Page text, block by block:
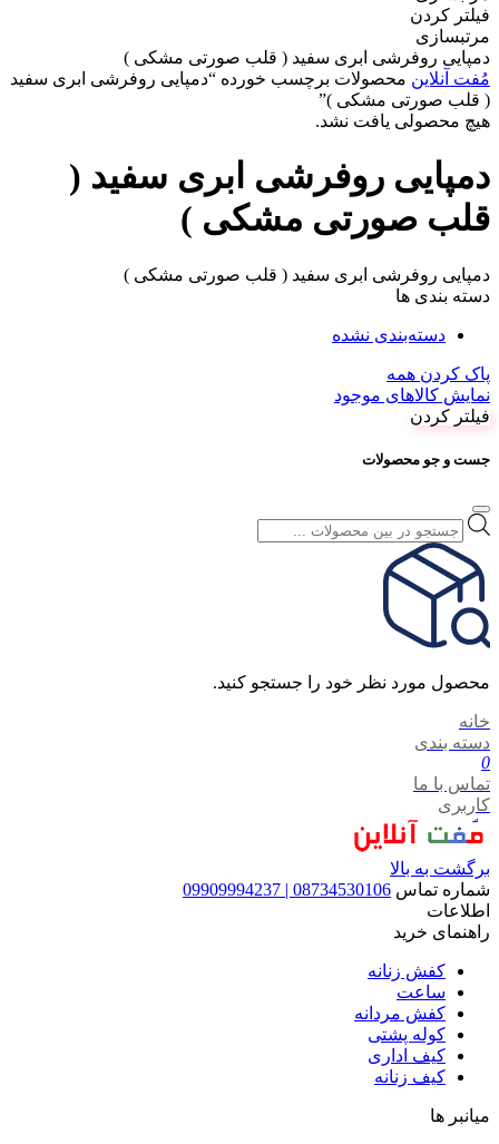
فیلتر کردن
مرتبسازی
دمپایی روفرشی ابری سفید ( قلب صورتی مشکی )
مُفت آنلاین محصولات برچسب خورده “دمپایی روفرشی ابری سفید
( قلب صورتی مشکی )”
هیچ محصولی یافت نشد.
دمپایی روفرشی ابری سفید (
قلب صورتی مشکی )
دمپایی روفرشی ابری سفید ( قلب صورتی مشکی )
دسته بندی ها
دسته‌بندی نشده
پاک کردن همه
نمایش کالاهای موجود
فیلتر کردن
جست و جو محصولات
Products
search
محصول مورد نظر خود را جستجو کنید.
خانه
دسته بندی
0
تماس با ما
کاربری
برگشت به بالا
شماره تماس 08734530106 | 09909994237
اطلاعات
راهنمای خرید
کفش زنانه
ساعت
کفش مردانه
کوله پشتی
کیف اداری
کیف زنانه
میانبر ها